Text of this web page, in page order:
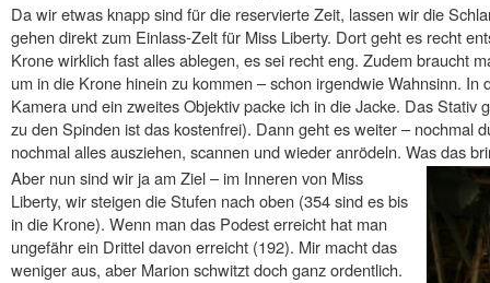
Da wir etwas knapp sind für die reservierte Zeit, lassen wir die
gehen direkt zum Einlass-Zelt für Miss Liberty. Dort geht es recht
Krone wirklich fast alles ablegen, es sei recht eng. Zudem braucht
um in die Krone hinein zu kommen – schon irgendwie Wahnsinn. In
Kamera und ein zweites Objektiv packe ich in die Jacke. Das Stativ
zu den Spinden ist das kostenfrei). Dann geht es weiter – nochmal
nochmal alles ausziehen, scannen und wieder anrödeln. Was das
Aber nun sind wir ja am Ziel – im Inneren von Miss
Liberty, wir steigen die Stufen nach oben (354 sind es bis
in die Krone). Wenn man das Podest erreicht hat man
ungefähr ein Drittel davon erreicht (192). Mir macht das
weniger aus, aber Marion schwitzt doch ganz ordentlich.